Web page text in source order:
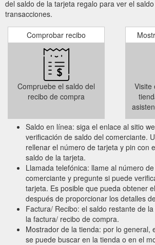
del saldo de la tarjeta regalo para ver el
transacciones.
Comprobar recibo
Compruebe el saldo del
recibo de compra
Visite
Saldo en línea: siga el enlace al sitio
verificación de saldo del comerciante.
rellenar el número de tarjeta y pin con
saldo de la tarjeta.
Llamada telefónica: llame al número
comerciante y pregunte si puede
tarjeta. Es posible que pueda obtener
después de proporcionar los detalles
Factura/ Recibo: el saldo restante de
la factura/ recibo de compra.
Mostrador de la tienda: por lo general,
se puede buscar en la tienda o en el